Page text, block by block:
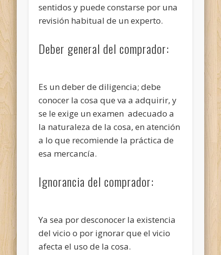
sentidos y puede constarse por una
revisión habitual de un experto.
Deber general del comprador:
Es un deber de diligencia; debe
conocer la cosa que va a adquirir, y
se le exige un examen adecuado a
la naturaleza de la cosa, en atención
a lo que recomiende la práctica de
esa mercancía.
Ignorancia del comprador:
Ya sea por desconocer la existencia
del vicio o por ignorar que el vicio
afecta el uso de la cosa.